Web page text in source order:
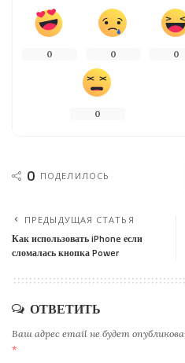
0 0 0
0
0 ПОДЕЛИЛОСЬ
ПРЕДЫДУЩАЯ СТАТЬЯ
Как использовать iPhone если
сломалась кнопка Power
ОТВЕТИТЬ
Ваш адрес email не будет
*